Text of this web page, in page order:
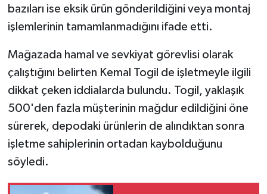
bazıları ise eksik ürün gönderildiğini veya montaj
işlemlerinin tamamlanmadığını ifade etti.
Mağazada hamal ve sevkiyat görevlisi olarak
çalıştığını belirten Kemal Togil de işletmeyle ilgili
dikkat çeken iddialarda bulundu. Togil, yaklaşık
500'den fazla müşterinin mağdur edildiğini öne
sürerek, depodaki ürünlerin de alındıktan sonra
işletme sahiplerinin ortadan kaybolduğunu
söyledi.